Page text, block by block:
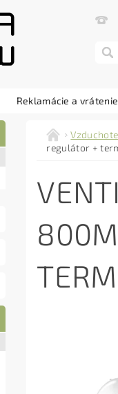
Reklamácie a
regulátor +